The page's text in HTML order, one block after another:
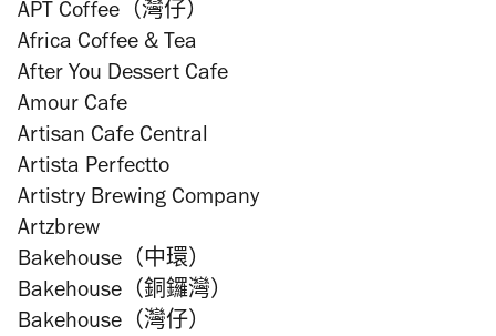
APT Coffee（灣仔）
Africa Coffee & Tea
After You Dessert Cafe
Amour Cafe
Artisan Cafe Central
Artista Perfectto
Artistry Brewing Company
Artzbrew
Bakehouse（中環）
Bakehouse（銅鑼灣）
Bakehouse（灣仔）